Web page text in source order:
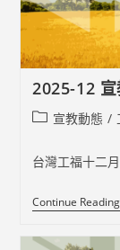
2025-12
Post宣教動態 /
台灣工福十二
Continue Reading